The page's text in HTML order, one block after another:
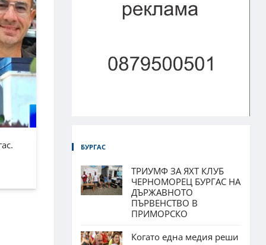
БУРГАС
ТРИУМФ ЗА ЯХТ КЛУБ
ЧЕРНОМОРЕЦ БУРГАС НА
ДЪРЖАВНОТО
ПЪРВЕНСТВО В
ПРИМОРСКО
Когато една медия реши